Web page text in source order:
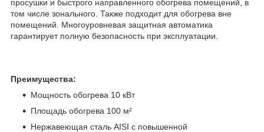
просушки и быстрого направленного обогрева помещений, в
том числе зонального. Также подходит для обогрева вне
помещений. Многоуровневая защитная автоматика
гарантирует полную безопасность при эксплуатации.
Преимущества:
Мощность обогрева 10 кВт
Площадь обогрева 100 м²
Нержавеющая сталь AISI с повышенной